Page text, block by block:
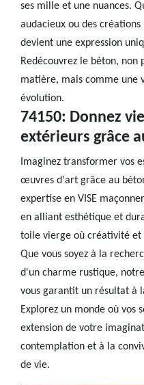
ses mille et une nuances.
audacieux ou des
devient une expression
Redécouvrez le béton, non
matière, mais comme
évolution.
74150: Donnez
extérieurs grâce
Imaginez transformer vos
œuvres d'art grâce au
expertise en VISE
en alliant esthétique et
toile vierge où créativité
Que vous soyez à la
d'un charme rustique,
vous garantit un résultat à
Explorez un monde où vos
extension de votre
contemplation et à la
de vie.